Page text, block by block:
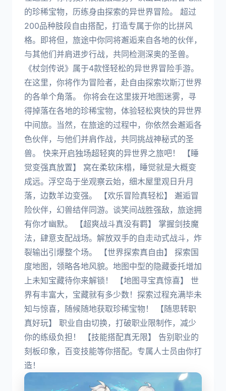
的珍稀宝物，历练身由探索的异世界冒险。 超过
200品种肢段自由搭配，打造专属于你的比拼风
格。即将但，旅途中你同将邂逅来自各地的伙伴，
与其他们并肩进步行战，共同检测深奥的圣兽。
《杖剑传说》属于4款怪轻松的异世界冒险手游。
在这里，你将作为冒险者，赴自由探索坎斯汀世界
的各单个角落。 你将会在这里拨开地图迷雾，寻
得掉落在各地的珍稀宝物，体验轻松爽快的异世界
中间旅。当然，在旅途的过程中，你依然会邂逅各
色伙伴，与他们并肩作战，共同挑战神秘式的圣
兽。 快来开启独场超轻爽的异世界之旅吧！ 【睡
觉变强真放置】 窝在柔软床榻，睡觉就是大概变
成远。浮空岛于坐观察云始，细木屋里观日升月
落，边数羊边变强。 【欢乐冒险真轻松】 邂逅冒
险伙伴，幻兽结伴同游。谈笑间战胜强敌，旅途拥
有你才幽默。 【超爽战斗真没有羁】 掌握剑技魔
法，肆意支配战场。解放双手的自走动式战斗，炸
裂输出引爆整个场。 【世界探索真自由】 探索国
度地图，领略各地风貌。地图中型的隐藏委托增加
上未知宝藏待你来解锁！ 【地图寻宝真惊喜】 世
界有丰富大，宝藏就有多少数！探索过程充满毕未
知与惊喜，随候随地获取珍稀宝物！ 【随思转职
真好玩】 职业自由切换，打破职业限制作，减少
你的练级负担！ 【技能搭配真无限】 告别职业的
刻板印象，百变技能等你搭配。专属人士员由你打
造！